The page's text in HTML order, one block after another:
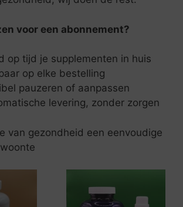
voor een abonnement?
op tijd je supplementen in huis
op elke bestelling
pauzeren of aanpassen
levering, zonder zorgen
van gezondheid een eenvoudige